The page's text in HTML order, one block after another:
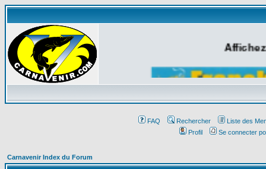
FAQ Rechercher
Liste des
Profil
Se connecter
Carnavenir Index du Forum